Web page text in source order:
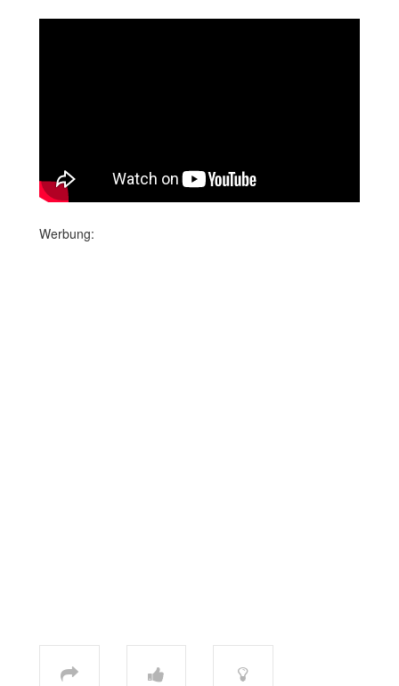
Werbung: